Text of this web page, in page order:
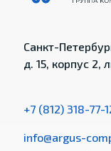
Санкт-
д. 15, корпус 2,
+7 (812) 318-77-
info@argus-